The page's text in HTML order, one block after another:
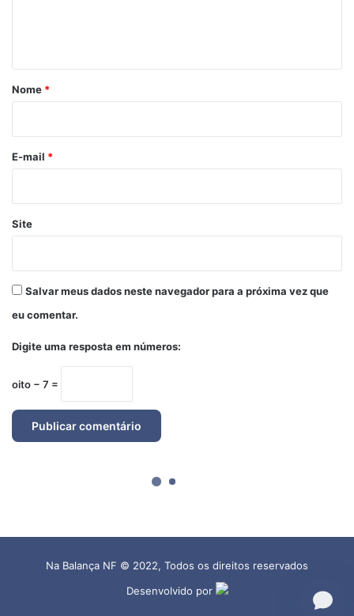
Na Balança NF © 2022, Todos os direitos reservados
Desenvolvido por